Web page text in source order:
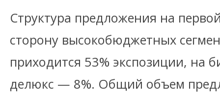
Структура предложения на
сторону высокобюджетных
приходится 53% экспозиции, на
делюкс — 8%. Общий объем